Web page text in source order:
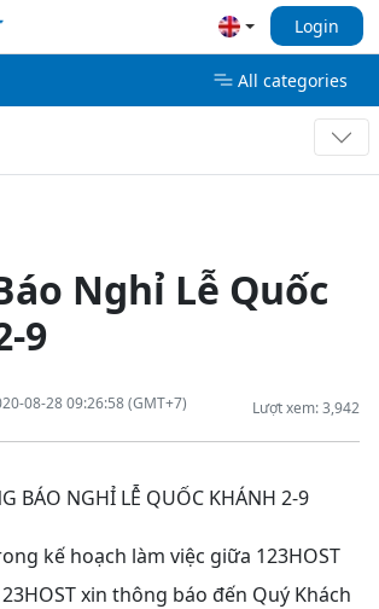
Login
All categories
Nghỉ Lễ Quốc
9
Lượt xem: 3,942
08-28 09:26:58 (GMT+7)
BÁO NGHỈ LỄ QUỐC KHÁNH 2-9
kế hoạch làm việc giữa 123HOST
xin thông báo đến Quý Khách